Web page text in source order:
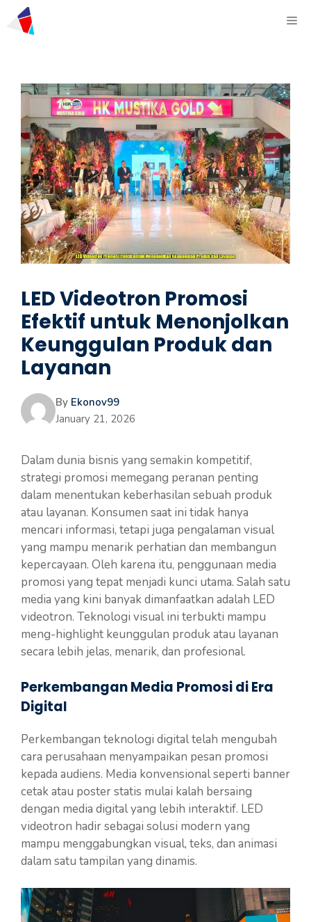
LED Videotron Promosi
Efektif untuk Menonjolkan
Keunggulan Produk dan
Layanan
By Ekonov99
January 21, 2026
Dalam dunia bisnis yang semakin kompetitif,
strategi promosi memegang peranan penting
dalam menentukan keberhasilan sebuah produk
atau layanan. Konsumen saat ini tidak hanya
mencari informasi, tetapi juga pengalaman visual
yang mampu menarik perhatian dan membangun
kepercayaan. Oleh karena itu, penggunaan media
promosi yang tepat menjadi kunci utama. Salah satu
media yang kini banyak dimanfaatkan adalah LED
videotron. Teknologi visual ini terbukti mampu
meng-highlight keunggulan produk atau layanan
secara lebih jelas, menarik, dan profesional.
Perkembangan Media Promosi di Era
Digital
Perkembangan teknologi digital telah mengubah
cara perusahaan menyampaikan pesan promosi
kepada audiens. Media konvensional seperti banner
cetak atau poster statis mulai kalah bersaing
dengan media digital yang lebih interaktif. LED
videotron hadir sebagai solusi modern yang
mampu menggabungkan visual, teks, dan animasi
dalam satu tampilan yang dinamis.